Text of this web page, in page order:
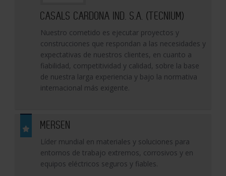
CASALS CARDONA IND. S.A. (TECNIUM)
Nuestro cometido es ejecutar proyectos y
construcciones que respondan a las necesidades y
expectativas de nuestros clientes, en cuanto a
fiabilidad, competitividad y calidad, sobre la base
de nuestra larga experiencia y bajo la normativa
internacional más exigente.
MERSEN
Líder mundial en materiales y soluciones para
entornos de trabajo extremos, corrosivos y en
equipos eléctricos seguros y fiables.